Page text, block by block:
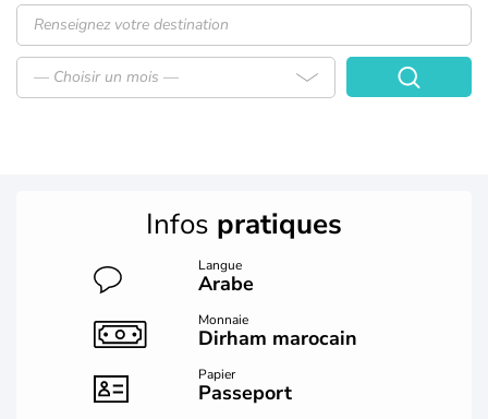
— Choisir un mois —
Infos pratiques
Langue
Arabe
Monnaie
Dirham marocain
Papier
Passeport